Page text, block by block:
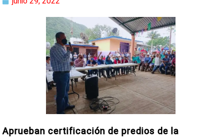
Aprueban certificación de predios de la